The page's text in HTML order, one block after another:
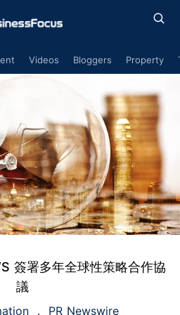
Videos Bloggers Property
簽署多年全球性策略合作協
議
PR Newswire